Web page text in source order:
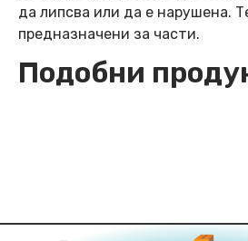
да липсва или да е нарушена.
предназначени за части.
Подобни